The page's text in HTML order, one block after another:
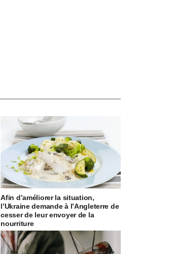
Afin d’améliorer la situation,
l’Ukraine demande à l’Angleterre de
cesser de leur envoyer de la
nourriture